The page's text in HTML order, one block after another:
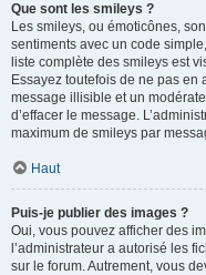
Que sont les smileys ?
Les smileys, ou émoticônes,
sentiments avec un code
liste complète des smileys est
Essayez toutefois de ne pas en
message illisible et un
d’effacer le message.
maximum de smileys par
Haut
Puis-je publier des images ?
Oui, vous pouvez afficher des
l’administrateur a autorisé les
sur le forum. Autrement, vous